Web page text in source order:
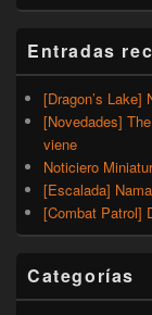
Entradas
[Dragon’s Lake]
[Novedades]
viene
Noticiero
[Escalada]
[Combat Patrol]
Categorías